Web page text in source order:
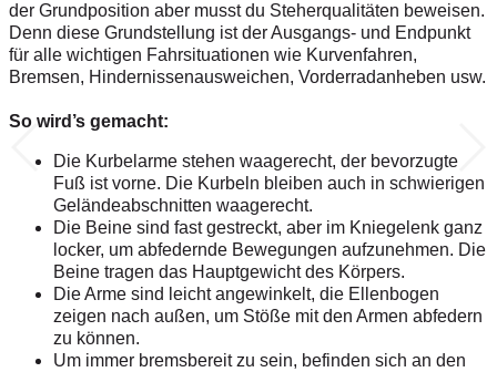
der Grundposition aber musst du Steherqualitäten beweisen.
Denn diese Grundstellung ist der Ausgangs- und Endpunkt
für alle wichtigen Fahrsituationen wie Kurvenfahren,
Bremsen, Hindernissenausweichen, Vorderradanheben usw.
So wird’s gemacht:
Die Kurbelarme stehen waagerecht, der bevorzugte
Fuß ist vorne. Die Kurbeln bleiben auch in schwierigen
Geländeabschnitten waagerecht.
Die Beine sind fast gestreckt, aber im Kniegelenk ganz
locker, um abfedernde Bewegungen aufzunehmen. Die
Beine tragen das Hauptgewicht des Körpers.
Die Arme sind leicht angewinkelt, die Ellenbogen
zeigen nach außen, um Stöße mit den Armen abfedern
zu können.
Um immer bremsbereit zu sein, befinden sich an den